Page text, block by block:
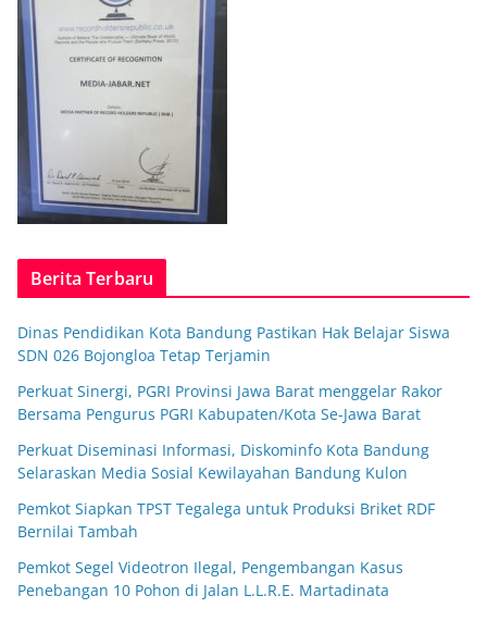
Berita Terbaru
Dinas Pendidikan Kota Bandung Pastikan Hak Belajar Siswa
SDN 026 Bojongloa Tetap Terjamin
Perkuat Sinergi, PGRI Provinsi Jawa Barat menggelar Rakor
Bersama Pengurus PGRI Kabupaten/Kota Se-Jawa Barat
Perkuat Diseminasi Informasi, Diskominfo Kota Bandung
Selaraskan Media Sosial Kewilayahan Bandung Kulon
Pemkot Siapkan TPST Tegalega untuk Produksi Briket RDF
Bernilai Tambah
Pemkot Segel Videotron Ilegal, Pengembangan Kasus
Penebangan 10 Pohon di Jalan L.L.R.E. Martadinata